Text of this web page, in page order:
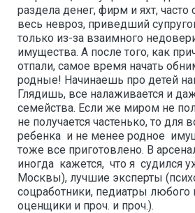
раздела денег, фирм и яхт, часто
весь невроз, приведший
только из-за взаимного
имущества. А после того, как
отпали, самое время начать
родные! Начинаешь про детей
Глядишь, все налаживается и
семейства. Если же миром не
не получается частенько, то для
ребенка и не менее родное
тоже все приготовлено. В
иногда кажется, что я судился
Москвы), лучшие эксперты
соцработники, педиатры любого
оценщики и проч. и проч.).